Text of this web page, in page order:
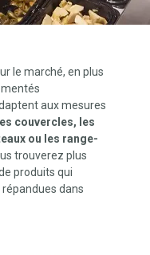
le marché, en plus
aux mesures
couvercles, les
ou les range-
trouverez plus
produits qui
dans